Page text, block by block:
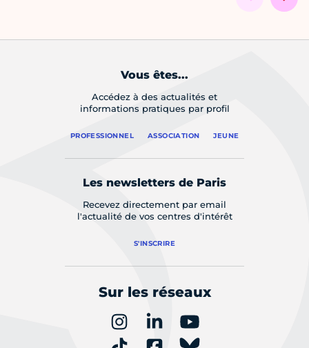
Vous êtes...
Accédez à des actualités et
informations pratiques par profil
PROFESSIONNEL ASSOCIATION JEUNE
Les newsletters de Paris
Recevez directement par email
l'actualité de vos centres d'intérêt
S'INSCRIRE
Sur les réseaux